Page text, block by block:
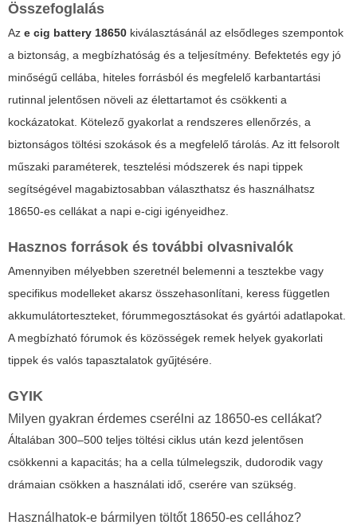
Összefoglalás
Az e cig battery 18650 kiválasztásánál az elsődleges szempontok
a biztonság, a megbízhatóság és a teljesítmény. Befektetés egy jó
minőségű cellába, hiteles forrásból és megfelelő karbantartási
rutinnal jelentősen növeli az élettartamot és csökkenti a
kockázatokat. Kötelező gyakorlat a rendszeres ellenőrzés, a
biztonságos töltési szokások és a megfelelő tárolás. Az itt felsorolt
műszaki paraméterek, tesztelési módszerek és napi tippek
segítségével magabiztosabban választhatsz és használhatsz
18650-es cellákat a napi e-cigi igényeidhez.
Hasznos források és további olvasnivalók
Amennyiben mélyebben szeretnél belemenni a tesztekbe vagy
specifikus modelleket akarsz összehasonlítani, keress független
akkumulátorteszteket, fórummegosztásokat és gyártói adatlapokat.
A megbízható fórumok és közösségek remek helyek gyakorlati
tippek és valós tapasztalatok gyűjtésére.
GYIK
Milyen gyakran érdemes cserélni az 18650-es cellákat?
Általában 300–500 teljes töltési ciklus után kezd jelentősen
csökkenni a kapacitás; ha a cella túlmelegszik, dudorodik vagy
drámaian csökken a használati idő, cserére van szükség.
Használhatok-e bármilyen töltőt 18650-es cellához?